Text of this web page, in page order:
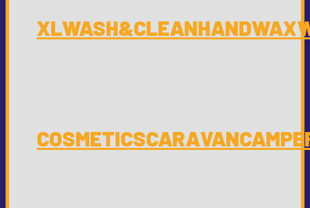
XLWASH&CLEANHANDWAX
COSMETICSCARAVAN